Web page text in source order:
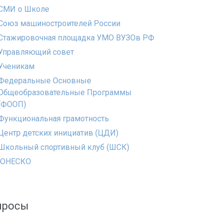
о Школе
машиностроителей России
площадка УМО ВУЗОв РФ
совет
Основные
Программы
грамотность
детских инициатив (ЦДИ)
спортивный клуб (ШСК)